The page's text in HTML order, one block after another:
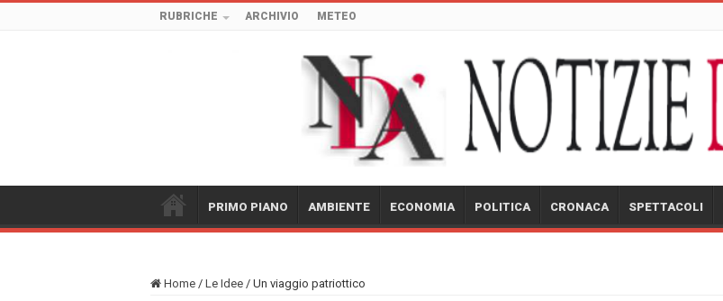
RUBRICHE ARCHIVIO METEO
PRIMO PIANO AMBIENTE ECONOMIA POLITICA CRONACA SPETTACOLI
Home / Le Idee / Un viaggio patriottico